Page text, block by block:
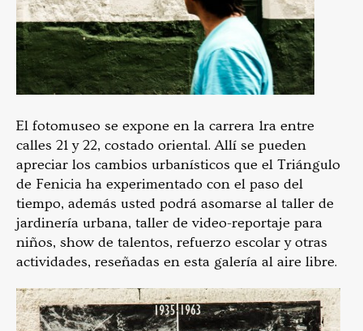
El fotomuseo se expone en la carrera 1ra entre
calles 21 y 22, costado oriental. Allí se pueden
apreciar los cambios urbanísticos que el Triángulo
de Fenicia ha experimentado con el paso del
tiempo, además usted podrá asomarse al taller de
jardinería urbana, taller de video-reportaje para
niños, show de talentos, refuerzo escolar y otras
actividades, reseñadas en esta galería al aire libre.